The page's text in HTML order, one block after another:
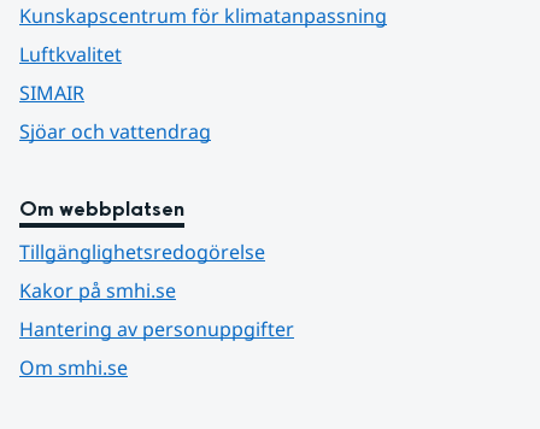
Kunskapscentrum för klimatanpassning
Luftkvalitet
SIMAIR
Sjöar och vattendrag
Om webbplatsen
Tillgänglighetsredogörelse
Kakor på smhi.se
Hantering av personuppgifter
Om smhi.se